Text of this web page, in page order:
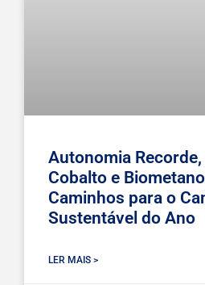
Autonomia
Cobalto e
Caminhos para o
Sustentável do Ano
LER MAIS >